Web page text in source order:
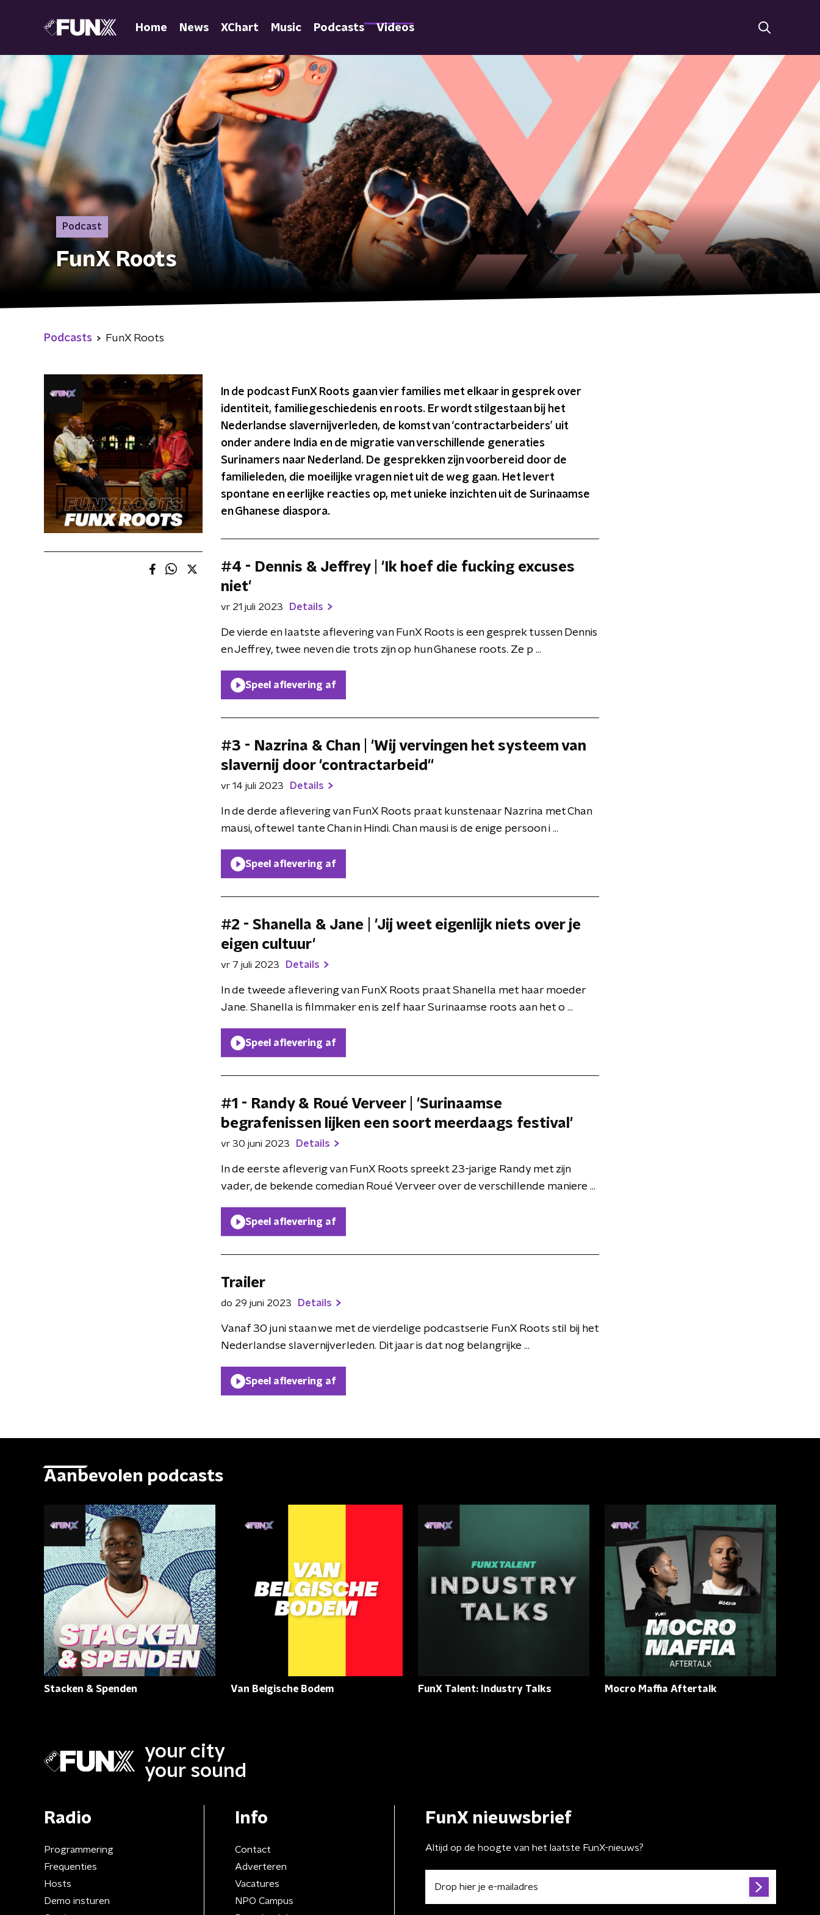
Home News XChart Music Podcasts Videos
Podcast
FunX Roots
Podcasts FunX Roots
In de podcast FunX Roots gaan vier families met elkaar in gesprek over
identiteit, familiegeschiedenis en roots. Er wordt stilgestaan bij het
Nederlandse slavernijverleden, de komst van ‘contractarbeiders’ uit
onder andere India en de migratie van verschillende generaties
Surinamers naar Nederland. De gesprekken zijn voorbereid door de
familieleden, die moeilijke vragen niet uit de weg gaan. Het levert
spontane en eerlijke reacties op, met unieke inzichten uit de Surinaamse
en Ghanese diaspora.
#4 - Dennis & Jeffrey | 'Ik hoef die fucking excuses
niet'
vr 21 juli 2023 Details
De vierde en laatste aflevering van FunX Roots is een gesprek tussen Dennis
en Jeffrey, twee neven die trots zijn op hun Ghanese roots. Ze p ...
Speel aflevering af
#3 - Nazrina & Chan | 'Wij vervingen het systeem van
slavernij door 'contractarbeid''
vr 14 juli 2023 Details
In de derde aflevering van FunX Roots praat kunstenaar Nazrina met Chan
mausi, oftewel tante Chan in Hindi. Chan mausi is de enige persoon i ...
Speel aflevering af
#2 - Shanella & Jane | 'Jij weet eigenlijk niets over je
eigen cultuur'
vr 7 juli 2023 Details
In de tweede aflevering van FunX Roots praat Shanella met haar moeder
Jane. Shanella is filmmaker en is zelf haar Surinaamse roots aan het o ...
Speel aflevering af
#1 - Randy & Roué Verveer | 'Surinaamse
begrafenissen lijken een soort meerdaags festival'
vr 30 juni 2023 Details
In de eerste afleverig van FunX Roots spreekt 23-jarige Randy met zijn
vader, de bekende comedian Roué Verveer over de verschillende maniere ...
Speel aflevering af
Trailer
do 29 juni 2023 Details
Vanaf 30 juni staan we met de vierdelige podcastserie FunX Roots stil bij het
Nederlandse slavernijverleden. Dit jaar is dat nog belangrijke ...
Speel aflevering af
Aanbevolen podcasts
Stacken & Spenden Van Belgische Bodem FunX Talent: Industry Talks Mocro Maffia Aftertalk
your city
your sound
Radio
Programmering
Frequenties
Hosts
Demo insturen
Info
Contact
Adverteren
Vacatures
NPO Campus
FunX nieuwsbrief
Altijd op de hoogte van het laatste FunX-nieuws?